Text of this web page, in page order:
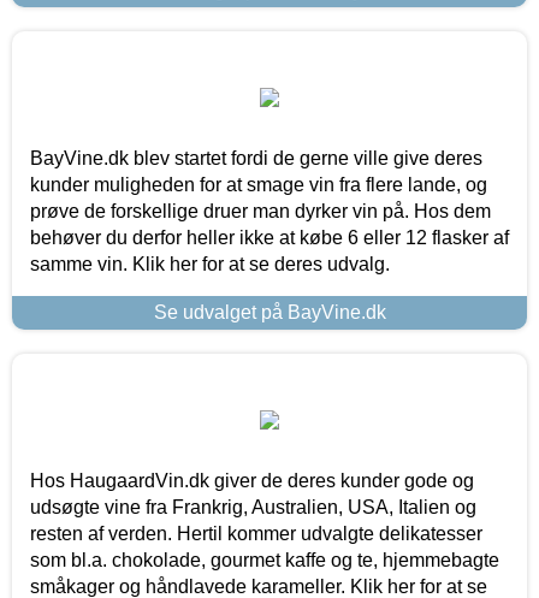
BayVine.dk blev startet fordi de gerne ville give deres
kunder muligheden for at smage vin fra flere lande, og
prøve de forskellige druer man dyrker vin på. Hos dem
behøver du derfor heller ikke at købe 6 eller 12 flasker af
samme vin. Klik her for at se deres udvalg.
Se udvalget på BayVine.dk
Hos HaugaardVin.dk giver de deres kunder gode og
udsøgte vine fra Frankrig, Australien, USA, Italien og
resten af verden. Hertil kommer udvalgte delikatesser
som bl.a. chokolade, gourmet kaffe og te, hjemmebagte
småkager og håndlavede karameller. Klik her for at se